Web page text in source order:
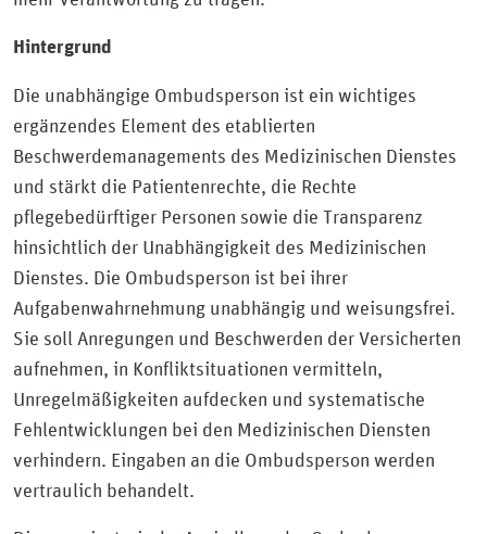
Hintergrund
Die unabhängige Ombudsperson ist ein wichtiges
ergänzendes Element des etablierten
Beschwerdemanagements des Medizinischen Dienstes
und stärkt die Patientenrechte, die Rechte
pflegebedürftiger Personen sowie die Transparenz
hinsichtlich der Unabhängigkeit des Medizinischen
Dienstes. Die Ombudsperson ist bei ihrer
Aufgabenwahrnehmung unabhängig und weisungsfrei.
Sie soll Anregungen und Beschwerden der Versicherten
aufnehmen, in Konfliktsituationen vermitteln,
Unregelmäßigkeiten aufdecken und systematische
Fehlentwicklungen bei den Medizinischen Diensten
verhindern. Eingaben an die Ombudsperson werden
vertraulich behandelt.